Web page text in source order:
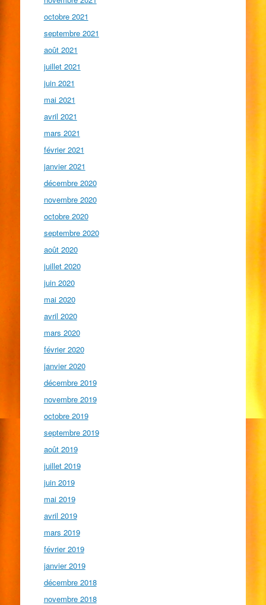
octobre 2021
septembre 2021
août 2021
juillet 2021
juin 2021
mai 2021
avril 2021
mars 2021
février 2021
janvier 2021
décembre 2020
novembre 2020
octobre 2020
septembre 2020
août 2020
juillet 2020
juin 2020
mai 2020
avril 2020
mars 2020
février 2020
janvier 2020
décembre 2019
novembre 2019
octobre 2019
septembre 2019
août 2019
juillet 2019
juin 2019
mai 2019
avril 2019
mars 2019
février 2019
janvier 2019
décembre 2018
novembre 2018